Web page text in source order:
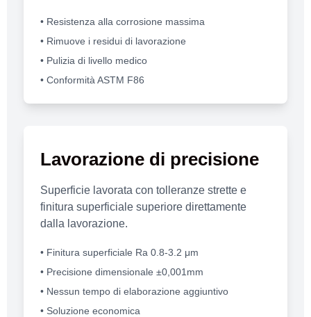
• Resistenza alla corrosione massima
• Rimuove i residui di lavorazione
• Pulizia di livello medico
• Conformità ASTM F86
Lavorazione di precisione
Superficie lavorata con tolleranze strette e
finitura superficiale superiore direttamente
dalla lavorazione.
• Finitura superficiale Ra 0.8-3.2 μm
• Precisione dimensionale ±0,001mm
• Nessun tempo di elaborazione aggiuntivo
• Soluzione economica